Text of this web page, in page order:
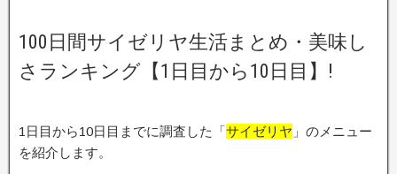
100日間サイゼリヤ生活まとめ・美味し
さランキング【1日目から10日目】!
1日目から10日目までに調査した「サイゼリヤ 」のメニュー
を紹介します。